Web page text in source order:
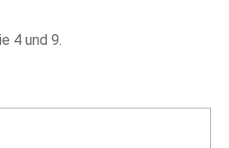
4 und 9.